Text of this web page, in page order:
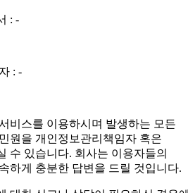
: -
: -
비스를 이용하시며 발생하는 모든
원을 개인정보관리책임자 혹은
수 있습니다. 회사는 이용자들의
하게 충분한 답변을 드릴 것입니다.